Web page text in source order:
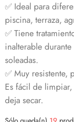
✅ Ideal para
piscina, terraza,
✅ Tiene
inalterable
soleadas.
✅ Muy resistente,
Es fácil de
deja secar.